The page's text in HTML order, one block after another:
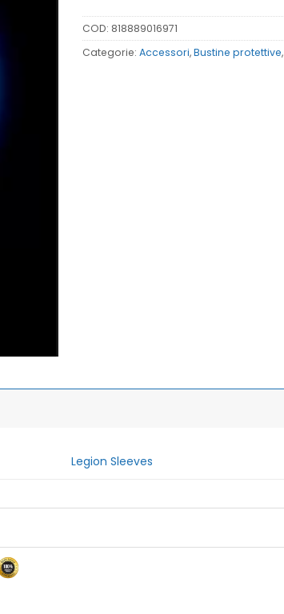
COD: 818889016971
Categorie: Accessori,Bustine protettive,
Legion Sleeves